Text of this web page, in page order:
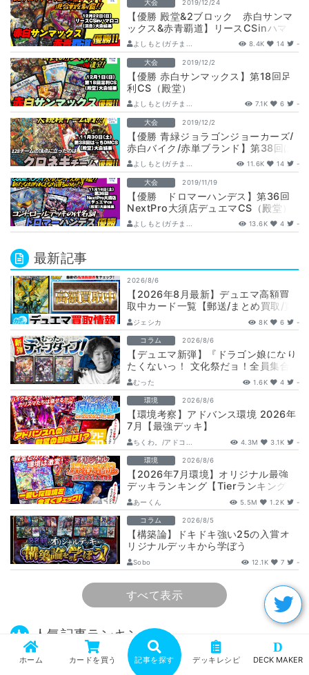
大会 2019/12/24
【優勝 殿堂&2ブロック 赤白サンマ
ックス&赤青覇道】リースCSinハマロ
コ(混合)
よしもと(ガチま... 8.4K 14 -
大会 2019/12/2
【優勝 赤白サンマックス】第18回足
利CS（殿堂）
よしもと(ガチま... 7.1K 6 -
大会 2019/12/2
【優勝 青緑ジョラゴンジョーカーズ/
赤白バイク/赤単ブランド】第38回は
っちDMCS（殿堂チーム戦）
よしもと(ガチま... 11.6K 14 -
大会 2019/11/19
【優勝 ドロマーハンデス】第36回
NextPro大須店デュエマCS（殿堂）
よしもと(ガチま... 13.6K 4 -
最新記事
2026/8/6
【2026年8月最新】デュエマ高額買
取中カード一覧【郵送/まとめ買取/買
取表/相場/金トレジャー】
ジェシカ 8K 6 -
コラム 2026/8/6
【デュエマ新弾】『ドラゴン娘になり
たくないっ！ 文化祭だョ！全員集合!!
ドラ娘100％パック』注目カードまと
め…
むった 1.6K 4 -
環境 2026/8/6
【環境考察】アドバンス環境 2026年
7月【最強デッキ】
ちくわ。/アドコ... 4.3M 3.1K -
環境 2026/8/6
【2026年7月環境】オリジナル最強
デッキランキング【Tierランキング】
あーくん 5.5M 1.2K -
コラム 2026/8/5
【構築論】ドキドキ強い25の入賞オ
リジナルデッキから学ぼう
【DuelMastersMemory5日目】
Sobo 12.1K 7 -
すべて表示
人気記事ランキング
環境 2026/8/6
【2026年7月環境】オリジナル最強
ホーム カードを買う 記事を探す デッキレシピ
D
DECK MAKER